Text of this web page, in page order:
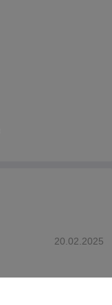
20.02.2025